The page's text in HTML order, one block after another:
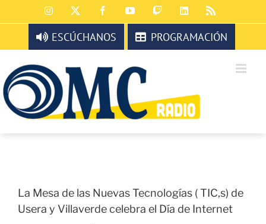
al
contenido
Instagram FacebookYouTubeTwitchLinkedIn
ESCÚCHANOS PROGRAMACIÓN
La Mesa de las Nuevas Tecnologías ( TIC,s) de
Usera y Villaverde celebra el Día de Internet